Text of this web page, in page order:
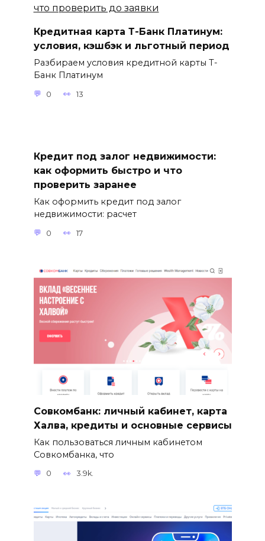
Кредитная карта Т-Банк Платинум:
условия, кэшбэк и льготный период
Разбираем условия кредитной карты Т-
Банк Платинум
0 13
Кредит под залог недвижимости:
как оформить быстро и что
проверить заранее
Как оформить кредит под залог
недвижимости: расчет
0 17
Совкомбанк: личный кабинет, карта
Халва, кредиты и основные сервисы
Как пользоваться личным кабинетом
Совкомбанка, что
0 3.9k.